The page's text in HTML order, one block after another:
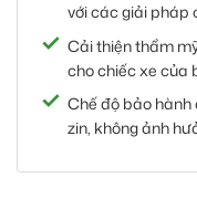
với các giải pháp
Cải thiện thẩm
cho chiếc xe của
Chế độ bảo
zin, không ảnh